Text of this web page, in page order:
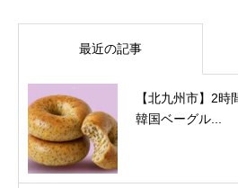
最近の記事
【北九州市】2時
韓国ベーグル...